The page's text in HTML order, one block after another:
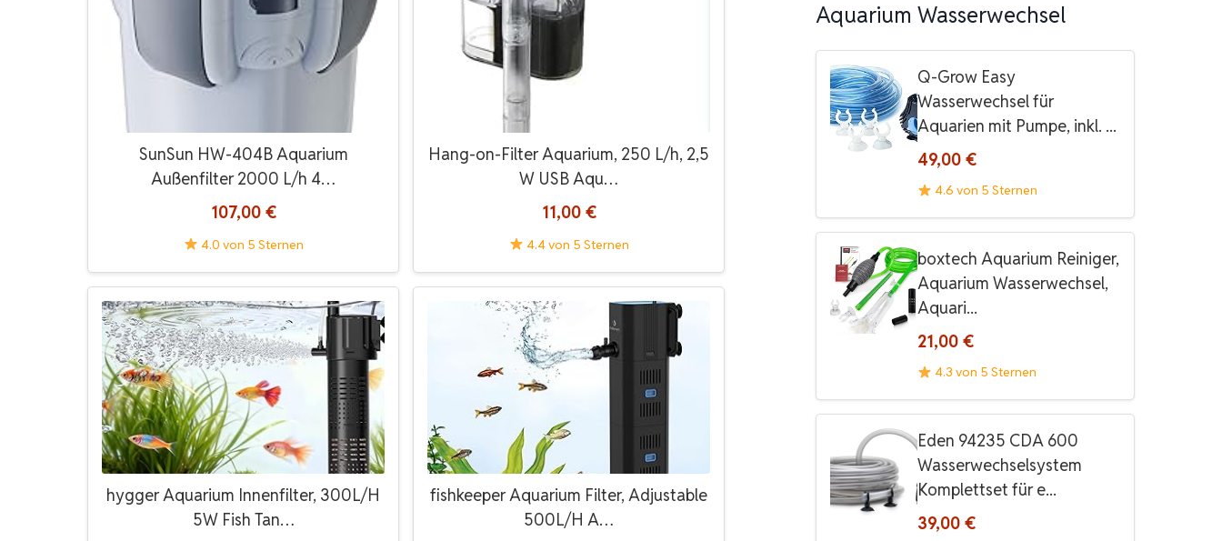
SunSun HW-404B Aquarium
Außenfilter 2000 L/h 4…
107,00 €
4.0 von 5 Sternen
Hang-on-Filter Aquarium, 250 L/h, 2,5
W USB Aqu…
11,00 €
4.4 von 5 Sternen
hygger Aquarium Innenfilter, 300L/H
5W Fish Tan…
fishkeeper Aquarium Filter, Adjustable
500L/H A…
Aquarium Wasserwechsel
Q-Grow Easy
Wasserwechsel für
Aquarien mit Pumpe, inkl. ...
49,00 €
4.6 von 5 Sternen
boxtech Aquarium Reiniger,
Aquarium Wasserwechsel,
Aquari...
21,00 €
4.3 von 5 Sternen
Eden 94235 CDA 600
Wasserwechselsystem
Komplettset für e...
39,00 €